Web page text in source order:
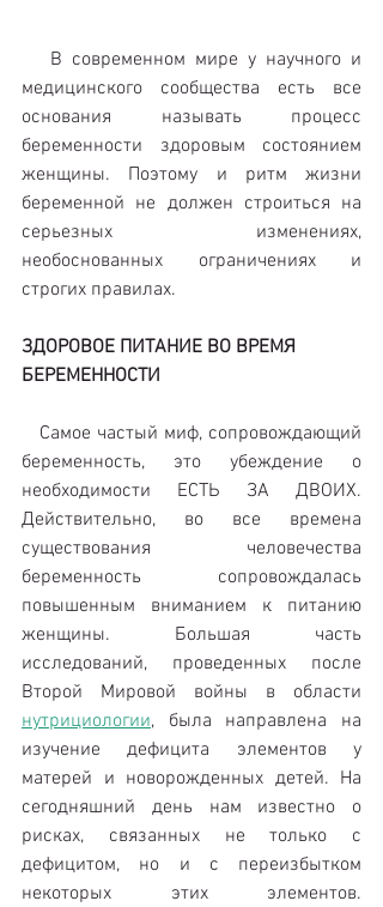
медицинского сообщества есть все
основания называть процесс
беременности здоровым состоянием
женщины. Поэтому и ритм жизни
беременной не должен строиться на
серьезных изменениях,
необоснованных ограничениях и
строгих правилах.
ЗДОРОВОЕ ПИТАНИЕ ВО ВРЕМЯ
БЕРЕМЕННОСТИ
беременность, это убеждение о
необходимости ЕСТЬ ЗА ДВОИХ.
Действительно, во все времена
существования человечества
беременность сопровождалась
повышенным вниманием к питанию
женщины. Большая часть
исследований, проведенных после
нутрициологии, была направлена на
изучение дефицита элементов у
матерей и новорожденных детей. На
сегодняшний день нам известно о
рисках, связанных не только с
дефицитом, но и с переизбытком
некоторых этих элементов.